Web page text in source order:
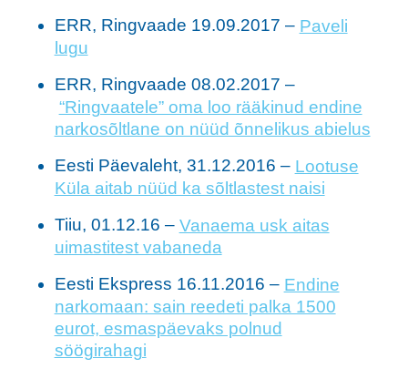
ERR, Ringvaade 19.09.2017 – Paveli
lugu
ERR, Ringvaade 08.02.2017 –
“Ringvaatele” oma loo rääkinud endine
narkosõltlane on nüüd õnnelikus abielus
Eesti Päevaleht, 31.12.2016 – Lootuse
Küla aitab nüüd ka sõltlastest naisi
Tiiu, 01.12.16 – Vanaema usk aitas
uimastitest vabaneda
Eesti Ekspress 16.11.2016 – Endine
narkomaan: sain reedeti palka 1500
eurot, esmaspäevaks polnud
söögirahagi